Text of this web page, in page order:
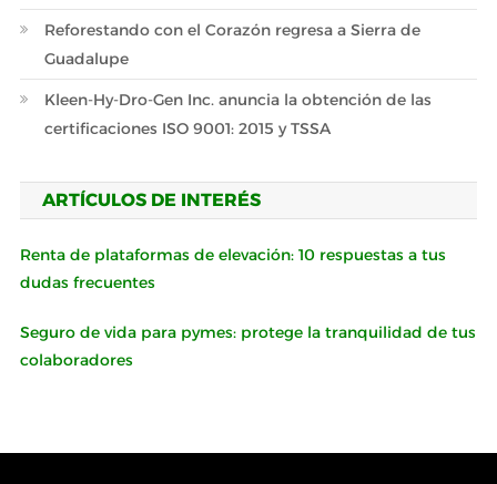
Reforestando con el Corazón regresa a Sierra de
Guadalupe
Kleen-Hy-Dro-Gen Inc. anuncia la obtención de las
certificaciones ISO 9001: 2015 y TSSA
ARTÍCULOS DE INTERÉS
Renta de plataformas de elevación: 10 respuestas a tus
dudas frecuentes
Seguro de vida para pymes: protege la tranquilidad de tus
colaboradores